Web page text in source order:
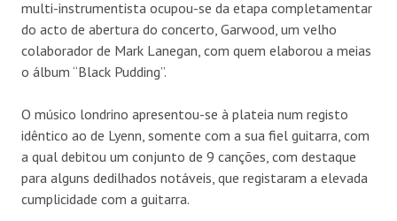
multi-instrumentista ocupou-se da etapa completamentar
do acto de abertura do concerto, Garwood, um velho
colaborador de Mark Lanegan, com quem elaborou a meias
o álbum “Black Pudding”.
O músico londrino apresentou-se à plateia num registo
idêntico ao de Lyenn, somente com a sua fiel guitarra, com
a qual debitou um conjunto de 9 canções, com destaque
para alguns dedilhados notáveis, que registaram a elevada
cumplicidade com a guitarra.